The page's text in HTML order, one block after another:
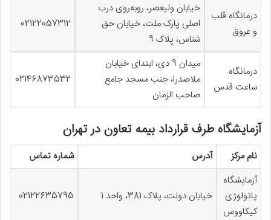
درمانگاه قلب
و عروق
خیابان ولیعصر، روبه‌روی درب
اصلی پارک ملت، خیابان حق
شناس، پلاک 9
02122057312
درمانگاه
ساعت قدس
میدان 9 دی، ابتدای خیابان
ملاصدرا، جنب مسجد جامع
صاحب الزمان
02146873532
آزمایشگاه طرف قرارداد بیمه تعاون در تهران
نام مرکز آدرس
شماره تماس
آزمایشگاه
پاتولوژی
کیکاووس
خیابان دولت، پلاک 381، واحد 1 02122635795